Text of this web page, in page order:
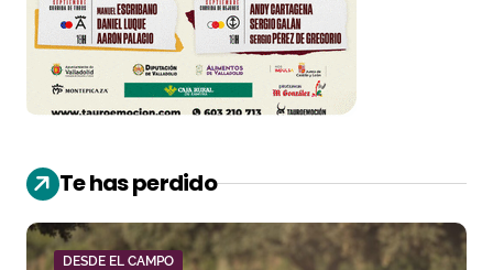
Te has perdido
DESDE EL CAMPO